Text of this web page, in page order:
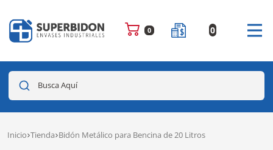
0 0
Busca Aquí
Inicio Tienda Bidón Metálico para Bencina de 20 Litros